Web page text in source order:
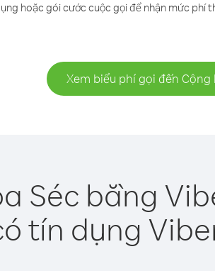
hoặc gói cước cuộc gọi để nhận mức phí
Xem biểu phí gọi đến Cộng
Séc bằng
tín dụng